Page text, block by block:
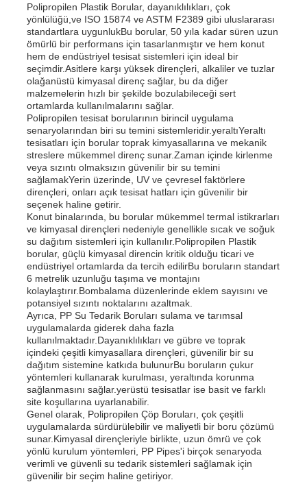
Polipropilen Plastik Borular, dayanıklılıkları, çok
yönlülüğü,ve ISO 15874 ve ASTM F2389 gibi uluslararası
standartlara uygunlukBu borular, 50 yıla kadar süren uzun
ömürlü bir performans için tasarlanmıştır ve hem konut
hem de endüstriyel tesisat sistemleri için ideal bir
seçimdir.Asitlere karşı yüksek dirençleri, alkaliler ve tuzlar
olağanüstü kimyasal direnç sağlar, bu da diğer
malzemelerin hızlı bir şekilde bozulabileceği sert
ortamlarda kullanılmalarını sağlar.
Polipropilen tesisat borularının birincil uygulama
senaryolarından biri su temini sistemleridir.yeraltıYeraltı
tesisatları için borular toprak kimyasallarına ve mekanik
streslere mükemmel direnç sunar.Zaman içinde kirlenme
veya sızıntı olmaksızın güvenilir bir su temini
sağlamakYerin üzerinde, UV ve çevresel faktörlere
dirençleri, onları açık tesisat hatları için güvenilir bir
seçenek haline getirir.
Konut binalarında, bu borular mükemmel termal istikrarları
ve kimyasal dirençleri nedeniyle genellikle sıcak ve soğuk
su dağıtım sistemleri için kullanılır.Polipropilen Plastik
borular, güçlü kimyasal direncin kritik olduğu ticari ve
endüstriyel ortamlarda da tercih edilirBu boruların standart
6 metrelik uzunluğu taşıma ve montajını
kolaylaştırır.Bombalama düzenlerinde eklem sayısını ve
potansiyel sızıntı noktalarını azaltmak.
Ayrıca, PP Su Tedarik Boruları sulama ve tarımsal
uygulamalarda giderek daha fazla
kullanılmaktadır.Dayanıklılıkları ve gübre ve toprak
içindeki çeşitli kimyasallara dirençleri, güvenilir bir su
dağıtım sistemine katkıda bulunurBu boruların çukur
yöntemleri kullanarak kurulması, yeraltında korunma
sağlanmasını sağlar.yerüstü tesisatlar ise basit ve farklı
site koşullarına uyarlanabilir.
Genel olarak, Polipropilen Çöp Boruları, çok çeşitli
uygulamalarda sürdürülebilir ve maliyetli bir boru çözümü
sunar.Kimyasal dirençleriyle birlikte, uzun ömrü ve çok
yönlü kurulum yöntemleri, PP Pipes'i birçok senaryoda
verimli ve güvenli su tedarik sistemleri sağlamak için
güvenilir bir seçim haline getiriyor.